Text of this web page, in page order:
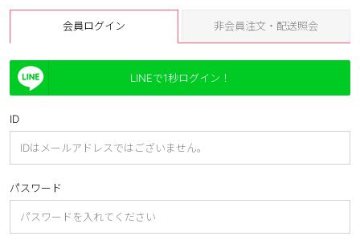
カラコン
1 Day
2 Weeks
1 Month
3~6 Months
よりどりキット
カラー
会員ログイン 非会員注文・配送照会
LINEで1秒ログイン！
ID
パスワード